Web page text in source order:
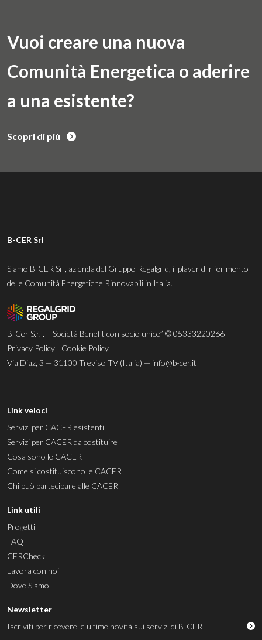
Vuoi creare una nuova
Comunità Energetica o aderire
a una esistente?
Scopri di più
B-CER Srl
Siamo B-CER Srl, azienda del Gruppo Regalgrid, il player di riferimento
delle Comunità Energetiche Rinnovabili in Italia.
B-Cer S.r.l. – Società Benefit con socio unico” © 05333220266
Privacy Policy | Cookie Policy
Via Diaz, 3 — 31100 Treviso TV (Italia) — info@b-cer.it
Link veloci
Servizi per CACER esistenti
Servizi per CACER da costituire
Cosa sono le CACER
Come si costituiscono le CACER
Chi può partecipare alle CACER
Link utili
Progetti
FAQ
CERCheck
Lavora con noi
Dove Siamo
Newsletter
Iscriviti per ricevere le ultime novità sui servizi di B-CER